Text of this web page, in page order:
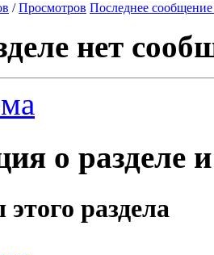
/Просмотров Последнее сообщение
нет
о разделе
раздела